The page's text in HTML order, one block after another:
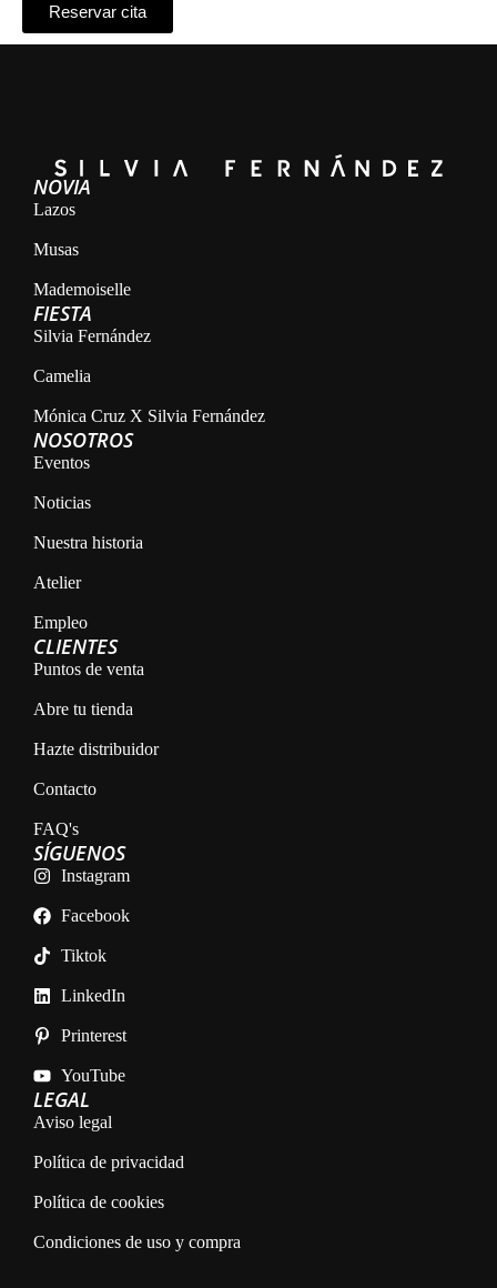
Reservar cita
Alternative:
NOVIA
Lazos
Musas
Mademoiselle
FIESTA
Silvia Fernández
Camelia
Mónica Cruz X Silvia Fernández
NOSOTROS
Eventos
Noticias
Nuestra historia
Atelier
Empleo
CLIENTES
Puntos de venta
Abre tu tienda
Hazte distribuidor
Contacto
FAQ's
LEGAL
Aviso legal
Política de privacidad
Política de cookies
Condiciones de uso y compra
SÍGUENOS
Instagram
Facebook
Tiktok
LinkedIn
Printerest
YouTube